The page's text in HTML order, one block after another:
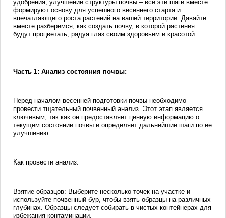
удобрения, улучшение структуры почвы – все эти шаги вместе
формируют основу для успешного весеннего старта и
впечатляющего роста растений на вашей территории. Давайте
вместе разберемся, как создать почву, в которой растения
будут процветать, радуя глаз своим здоровьем и красотой.
Часть 1: Анализ состояния почвы:
Перед началом весенней подготовки почвы необходимо
провести тщательный почвенный анализ. Этот этап является
ключевым, так как он предоставляет ценную информацию о
текущем состоянии почвы и определяет дальнейшие шаги по ее
улучшению.
Как провести анализ:
Взятие образцов: Выберите несколько точек на участке и
используйте почвенный бур, чтобы взять образцы на различных
глубинах. Образцы следует собирать в чистых контейнерах для
избежания контаминации.